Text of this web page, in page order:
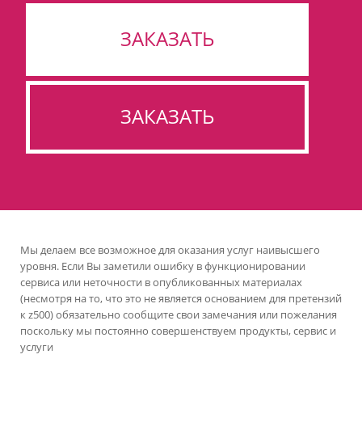
ЗАКАЗАТЬ
ЗАКАЗАТЬ
Мы делаем все возможное для оказания услуг наивысшего
уровня. Если Вы заметили ошибку в функционировании
сервиса или неточности в опубликованных материалах
(несмотря на то, что это не является основанием для претензий
к z500) обязательно сообщите свои замечания или пожелания
поскольку мы постоянно совершенствуем продукты, сервис и
услуги